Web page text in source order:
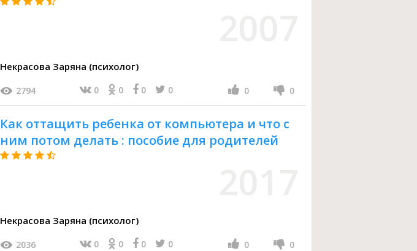
Некрасова Заряна (психолог)
2794 0 0 0 0 0 0
Как оттащить ребенка от компьютера и что с
ним потом делать : пособие для родителей
Некрасова Заряна (психолог)
2036 0 0 0 0 0 0